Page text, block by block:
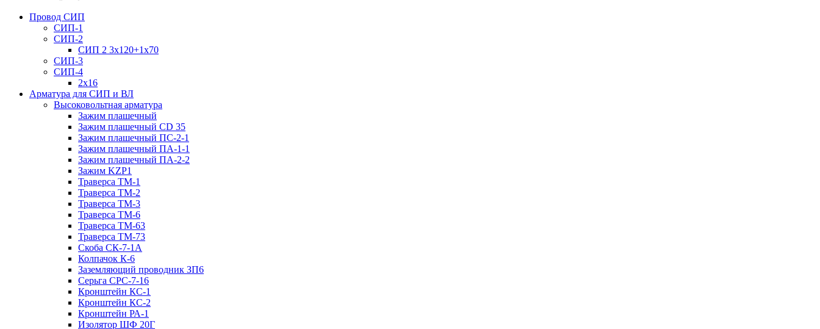
Провод СИП
СИП-1
СИП-2
СИП 2 3х120+1х70
СИП-3
СИП-4
2х16
Арматура для СИП и ВЛ
Высоковольтная арматура
Зажим плашечный
Зажим плашечный CD 35
Зажим плашечный ПС-2-1
Зажим плашечный ПА-1-1
Зажим плашечный ПА-2-2
Зажим KZP1
Траверса ТМ-1
Траверса ТМ-2
Траверса ТМ-3
Траверса ТМ-6
Траверса ТМ-63
Траверса ТМ-73
Скоба СК-7-1А
Колпачок К-6
Заземляющий проводник ЗП6
Серьга СРС-7-16
Кронштейн КС-1
Кронштейн КС-2
Кронштейн РА-1
Изолятор ШФ 20Г